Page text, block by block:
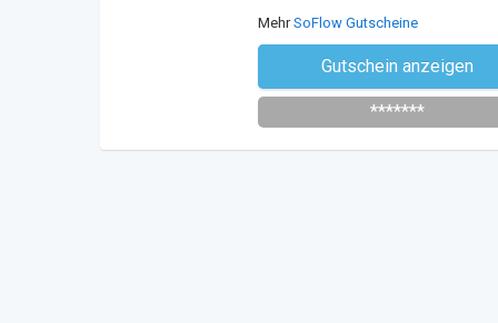
MehrSoFlow Gutscheine
Gutschein anzeigen
Newsletter des Shops
*******